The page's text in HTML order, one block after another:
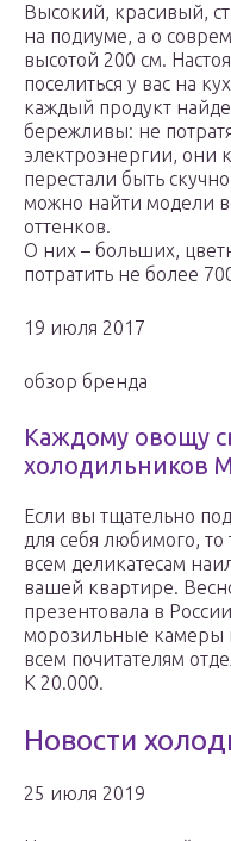
Высокий, красивый,
на подиуме, а о
высотой 200 см.
поселиться у вас на
каждый продукт
бережливы: не
электроэнергии, они
перестали быть
можно найти модели
оттенков.
О них – больших,
потратить не более
19 июля 2017
обзор бренда
Каждому овощу
холодильников
Если вы тщательно
для себя любимого,
всем деликатесам
вашей квартире.
презентовала в
морозильные камеры
всем почитателям
K 20.000.
Новости
25 июля 2019